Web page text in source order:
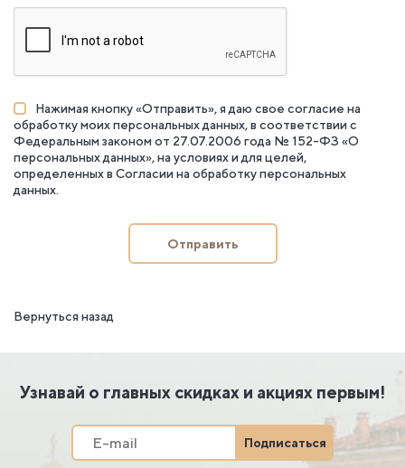
Нажимая кнопку «Отправить», я даю свое согласие на
обработку моих персональных данных, в соответствии с
Федеральным законом от 27.07.2006 года № 152-ФЗ «О
персональных данных», на условиях и для целей,
определенных в Согласии на обработку персональных
данных.
Отправить
Вернуться назад
Узнавай о главных скидках и акциях первым!
Подписаться